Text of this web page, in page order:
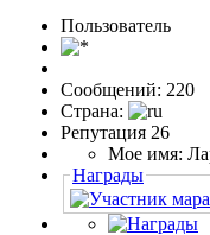
Пользовaтeль
Сообщений: 220
Страна:
Репутация 26
Мое имя:
Награды